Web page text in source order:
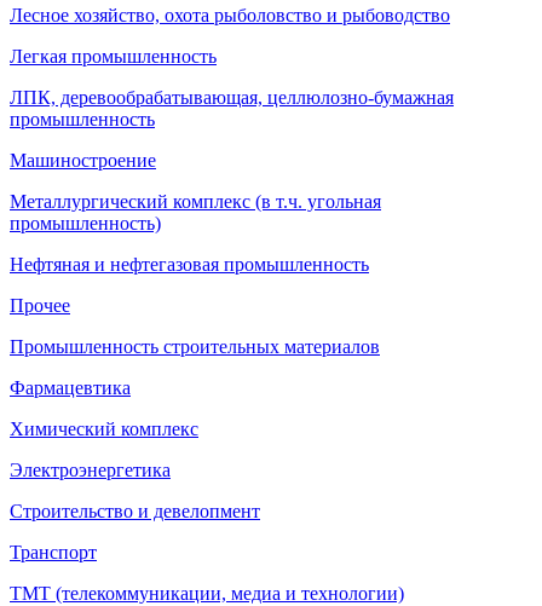
Лесное хозяйство, охота рыболовство и рыбоводство
Легкая промышленность
ЛПК, деревообрабатывающая, целлюлозно-бумажная
промышленность
Машиностроение
Металлургический комплекс (в т.ч. угольная
промышленность)
Нефтяная и нефтегазовая промышленность
Прочее
Промышленность строительных материалов
Фармацевтика
Химический комплекс
Электроэнергетика
Строительство и девелопмент
Транспорт
ТМТ (телекоммуникации, медиа и технологии)